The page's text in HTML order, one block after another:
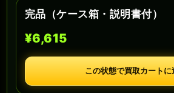
完品（ケース箱・説明書付）
¥6,615
この状態で買取カートに